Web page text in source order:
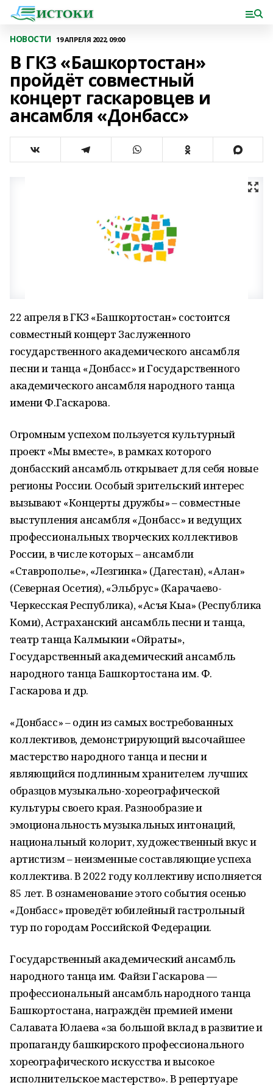
НОВОСТИ 19 АПРЕЛЯ 2022, 09:00
В ГКЗ «Башкортостан»
пройдёт совместный
концерт гаскаровцев и
ансамбля «Донбасс»
22 апреля в ГКЗ «Башкортостан» состоится
совместный концерт Заслуженного
государственного академического ансамбля
песни и танца «Донбасс» и Государственного
академического ансамбля народного танца
имени Ф.Гаскарова.
Огромным успехом пользуется культурный
проект «Мы вместе», в рамках которого
донбасский ансамбль открывает для себя новые
регионы России. Особый зрительский интерес
вызывают «Концерты дружбы» – совместные
выступления ансамбля «Донбасс» и ведущих
профессиональных творческих коллективов
России, в числе которых – ансамбли
«Ставрополье», «Лезгинка» (Дагестан), «Алан»
(Северная Осетия), «Эльбрус» (Карачаево-
Черкесская Республика), «Асъя Кыа» (Республика
Коми), Астраханский ансамбль песни и танца,
театр танца Калмыкии «Ойраты»,
Государственный академический ансамбль
народного танца Башкортостана им. Ф.
Гаскарова и др.
«Донбасс» – один из самых востребованных
коллективов, демонстрирующий высочайшее
мастерство народного танца и песни и
являющийся подлинным хранителем лучших
образцов музыкально-хореографической
культуры своего края. Разнообразие и
эмоциональность музыкальных интонаций,
национальный колорит, художественный вкус и
артистизм – неизменные составляющие успеха
коллектива. В 2022 году коллективу исполняется
85 лет. В ознаменование этого события осенью
«Донбасс» проведёт юбилейный гастрольный
тур по городам Российской Федерации.
Государственный академический ансамбль
народного танца им. Файзи Гаскарова —
профессиональный ансамбль народного танца
Башкортостана, награждён премией имени
Салавата Юлаева «за большой вклад в развитие и
пропаганду башкирского профессионального
хореографического искусства и высокое
исполнительское мастерство». В репертуаре